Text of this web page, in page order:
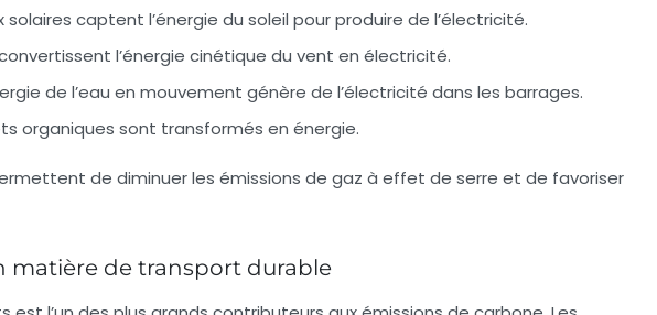
solaires captent l’énergie du soleil pour produire de l’électricité.
l’énergie cinétique du vent en électricité.
de l’eau en mouvement génère de l’électricité dans les barrages.
organiques sont transformés en énergie.
de diminuer les émissions de gaz à effet de serre et de favoriser
matière de transport durable